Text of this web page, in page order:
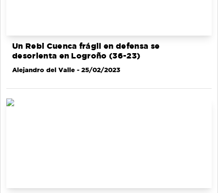
Un Rebi Cuenca frágil en defensa se
desorienta en Logroño (36-23)
Alejandro del Valle - 25/02/2023